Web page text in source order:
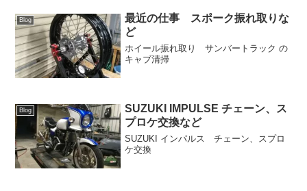
Blog
最近の仕事 スポーク振れ取りな
ど
ホイール振れ取り サンバートラック の
キャブ清掃
Blog
SUZUKI IMPULSE チェーン、ス
プロケ交換など
SUZUKI インパルス チェーン、スプロ
ケ交換